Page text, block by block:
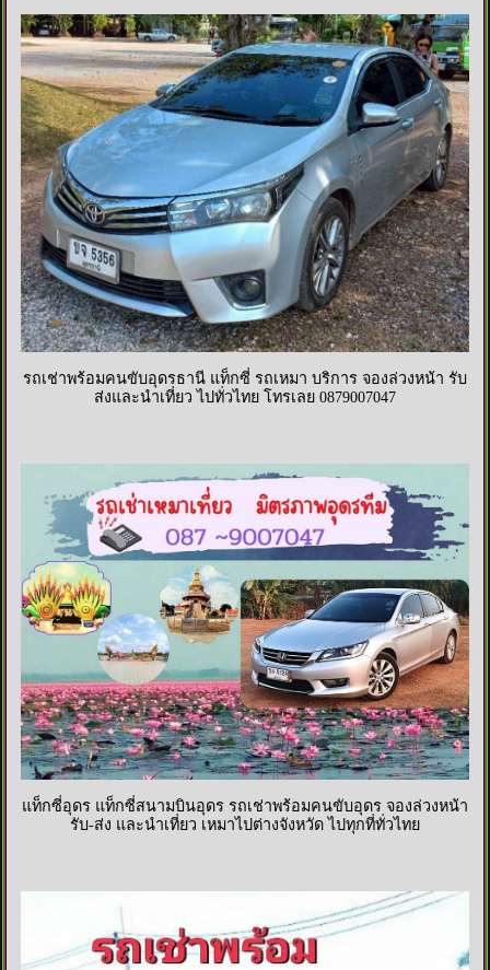
รถเช่าพร้อมคนขับอุดรธานี แท็กซี่ รถเหมา บริการ จองล่วงหน้า รับ
ส่งและนำเที่ยว ไปทั่วไทย โทรเลย 0879007047
แท็กซี่อุดร แท็กซี่สนามบินอุดร รถเช่าพร้อมคนขับอุดร จองล่วงหน้า
รับ-ส่ง และนำเที่ยว เหมาไปต่างจังหวัด ไปทุกที่ทั่วไทย